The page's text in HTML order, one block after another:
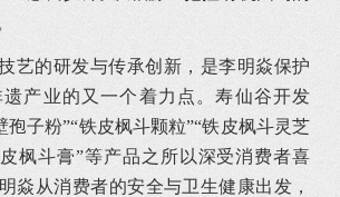
艺的研发与传承创新，是李明焱保护
产业的又一个着力点。寿仙谷开发
孢子粉”“铁皮枫斗颗粒”“铁皮枫斗灵芝
枫斗膏”等产品之所以深受消费者喜
焱从消费者的安全与卫生健康出发，